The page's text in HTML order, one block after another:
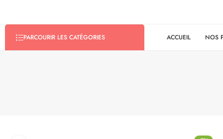
PARCOURIR LES CATÉGORIES ACCUEIL NOS